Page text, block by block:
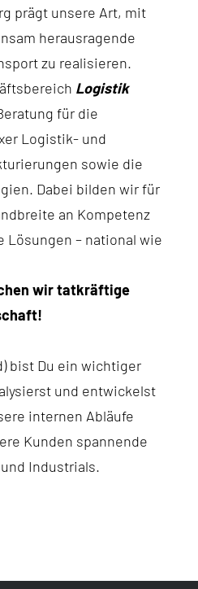
prägt unsere Art, mit
herausragende
zu realisieren.
Logistik
für die
Logistik- und
sowie die
Dabei bilden wir für
an Kompetenz
– national wie
wir tatkräftige
bist Du ein wichtiger
und entwickelst
internen Abläufe
Kunden spannende
Industrials.